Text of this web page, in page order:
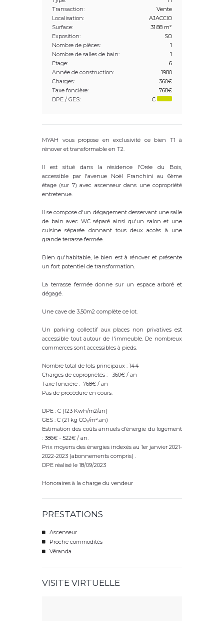
Transaction:
Vente
Localisation:
AJACCIO
Surface:
31.88 m²
Exposition:
SO
Nombre de pièces:
1
Nombre de salles de bain:
1
Etage:
6
Année de construction:
1980
Charges:
360€
Taxe foncière:
768€
DPE / GES:
C
MYAH vous propose en exclusivité ce bien T1 à
rénover et transformable en T2.
Il est situé dans la résidence l'Orée du Bois,
accessible par l'avenue Noël Franchini au 6ème
étage (sur 7) avec ascenseur dans une copropriété
entretenue.
Il se compose d'un dégagement desservant une salle
de bain avec WC séparé ainsi qu'un salon et une
cuisine séparée donnant tous deux accès à une
grande terrasse fermée.
Bien qu'habitable, le bien est à rénover et présente
un fort potentiel de transformation.
La terrasse fermée donne sur un espace arboré et
dégagé.
Une cave de 3,50m2 complète ce lot.
Un parking collectif aux places non privatives est
accessible tout autour de l'immeuble. De nombreux
commerces sont accessibles à pieds.
Nombre total de lots principaux : 144
Charges de copropriétés : 360€ / an
Taxe foncière : 768€ / an
Pas de procédure en cours.
DPE : C (123 Kwh/m2/an)
GES : C (21 kg CO₂/m².an)
Estimation des coûts annuels d’énergie du logement
: 386€ - 522€ / an.
Prix moyens des énergies indexés au 1er janvier 2021-
2022-2023 (abonnements compris) .
DPE réalisé le 18/09/2023
Honoraires à la charge du vendeur
PRESTATIONS
Ascenseur
Proche commodités
Véranda
VISITE VIRTUELLE